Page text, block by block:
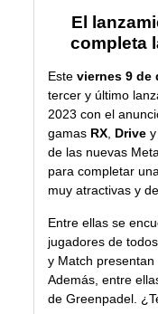
El
completa
Esteviernes 9 de
tercer y último
2023 con el
gamas RX Drive y
de las nuevas
para completar
muy atractivas y
Entre ellas se
jugadores de
y Match presentan
Además, entre
de Greenpadel.